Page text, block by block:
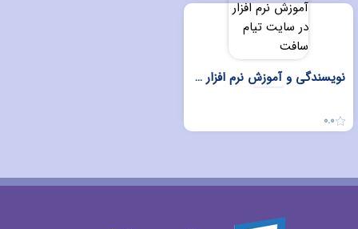
نویسندگی و آموزش نرم افزار در سایت تیام سافت
0.0